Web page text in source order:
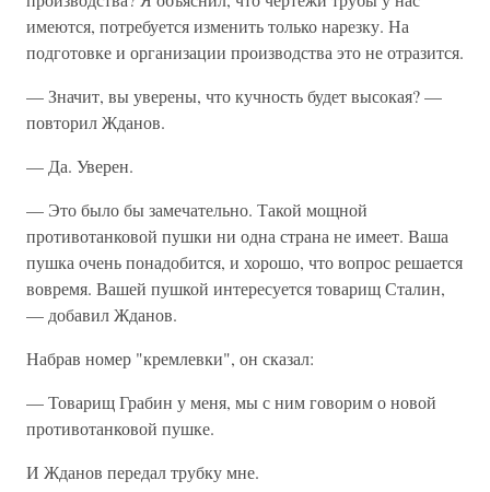
имеются, потребуется изменить только нарезку. На
подготовке и организации производства это не отразится.
— Значит, вы уверены, что кучность будет высокая? —
повторил Жданов.
— Да. Уверен.
— Это было бы замечательно. Такой мощной
противотанковой пушки ни одна страна не имеет. Ваша
пушка очень понадобится, и хорошо, что вопрос решается
вовремя. Вашей пушкой интересуется товарищ Сталин,
— добавил Жданов.
Набрав номер "кремлевки", он сказал:
— Товарищ Грабин у меня, мы с ним говорим о новой
противотанковой пушке.
И Жданов передал трубку мне.